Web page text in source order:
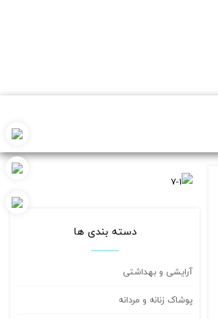
دسته بندی ها
آرایشی و بهداشتی
پوشاک زنانه و مردانه